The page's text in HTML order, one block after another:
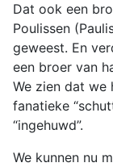
Dat ook een
Poulissen
geweest. En
een broer van
We zien dat we
fanatieke
“ingehuwd”.
We kunnen nu